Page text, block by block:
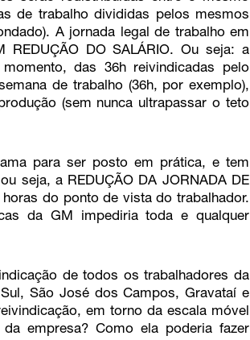
de trabalho divididas pelos mesmos
A jornada legal de trabalho em
REDUÇÃO DO SALÁRIO. Ou seja: a
das 36h reivindicadas pelo
de trabalho (36h, por exemplo),
(sem nunca ultrapassar o teto
para ser posto em prática, e tem
seja, a REDUÇÃO DA JORNADA DE
horas do ponto de vista do trabalhador.
da GM impediria toda e qualquer
de todos os trabalhadores da
São José dos Campos, Gravataí e
em torno da escala móvel
empresa? Como ela poderia fazer